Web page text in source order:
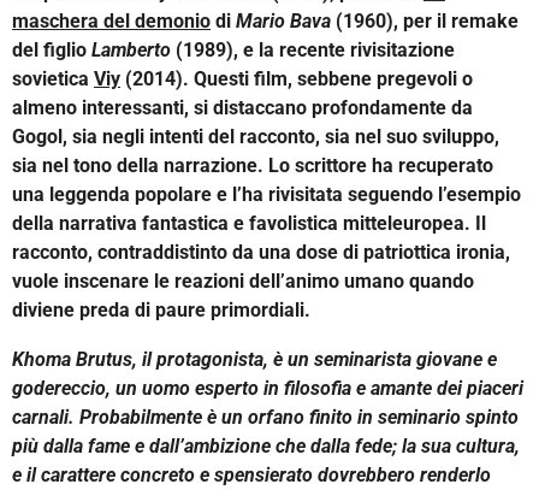
maschera del demonio di Mario Bava (1960), per il remake
del figlio Lamberto (1989), e la recente rivisitazione
sovietica Viy (2014). Questi film, sebbene pregevoli o
almeno interessanti, si distaccano profondamente da
Gogol, sia negli intenti del racconto, sia nel suo sviluppo,
sia nel tono della narrazione. Lo scrittore ha recuperato
una leggenda popolare e l’ha rivisitata seguendo l’esempio
della narrativa fantastica e favolistica mitteleuropea. Il
racconto, contraddistinto da una dose di patriottica ironia,
vuole inscenare le reazioni dell’animo umano quando
diviene preda di paure primordiali.
Khoma Brutus, il protagonista, è un seminarista giovane e
godereccio, un uomo esperto in filosofia e amante dei piaceri
carnali. Probabilmente è un orfano finito in seminario spinto
più dalla fame e dall’ambizione che dalla fede; la sua cultura,
e il carattere concreto e spensierato dovrebbero renderlo